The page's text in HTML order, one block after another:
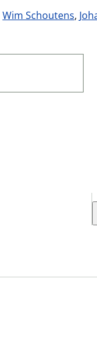
Wim Schoutens,